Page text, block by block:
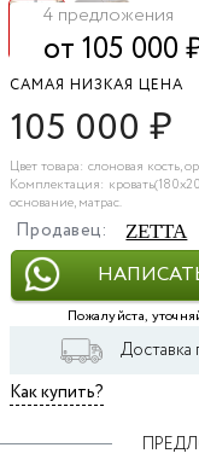
4 предложения
от 105 000
САМАЯ НИЗКАЯ ЦЕНА
105 000 ₽
Цвет товара: слоновая кость,
Комплектация:
основание, матрас.
Продавец: ZETTA
Пожалуйста,
Доставка
Как купить?